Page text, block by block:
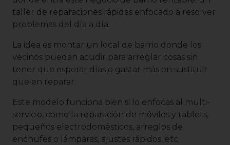
taller de reparaciones rápidas enfocado a resolver
problemas del día a día.
La idea es montar un local de barrio donde los
vecinos puedan acudir para arreglar cosas sin
tener que esperar días o gastar más en sustituir
que en reparar.
Este modelo funciona bien si lo enfocas al multi-
servicio, como la reparación de móviles y tablets,
pequeños electrodomésticos, arreglos de
enchufes o lámparas, ajustes rápidos, etc.